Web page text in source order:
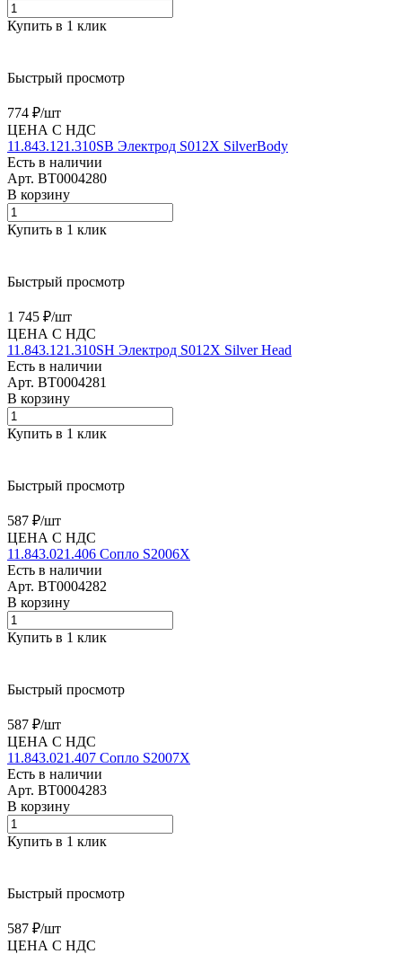
Купить в 1 клик
Быстрый просмотр
774 ₽/шт
ЦЕНА С НДС
11.843.121.310SB Электрод S012X SilverBody
Есть в наличии
Арт. BT0004280
В корзину
Купить в 1 клик
Быстрый просмотр
1 745 ₽/шт
ЦЕНА С НДС
11.843.121.310SH Электрод S012X Silver Head
Есть в наличии
Арт. BT0004281
В корзину
Купить в 1 клик
Быстрый просмотр
587 ₽/шт
ЦЕНА С НДС
11.843.021.406 Сопло S2006X
Есть в наличии
Арт. BT0004282
В корзину
Купить в 1 клик
Быстрый просмотр
587 ₽/шт
ЦЕНА С НДС
11.843.021.407 Сопло S2007X
Есть в наличии
Арт. BT0004283
В корзину
Купить в 1 клик
Быстрый просмотр
587 ₽/шт
ЦЕНА С НДС